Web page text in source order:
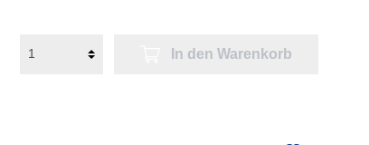
In den Warenkorb